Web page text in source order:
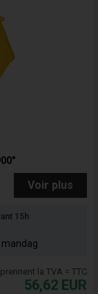
Voir plus
15h
la TVA = TTC
56,62 EUR